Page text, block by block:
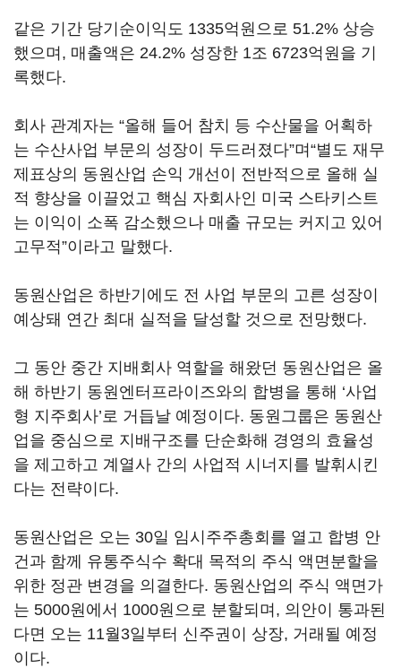
같은 기간 당기순이익도 1335억원으로 51.2% 상승
했으며, 매출액은 24.2% 성장한 1조 6723억원을 기
록했다.
회사 관계자는 “올해 들어 참치 등 수산물을 어획하
는 수산사업 부문의 성장이 두드러졌다”며“별도 재무
제표상의 동원산업 손익 개선이 전반적으로 올해 실
적 향상을 이끌었고 핵심 자회사인 미국 스타키스트
는 이익이 소폭 감소했으나 매출 규모는 커지고 있어
고무적”이라고 말했다.
동원산업은 하반기에도 전 사업 부문의 고른 성장이
예상돼 연간 최대 실적을 달성할 것으로 전망했다.
그 동안 중간 지배회사 역할을 해왔던 동원산업은 올
해 하반기 동원엔터프라이즈와의 합병을 통해 ‘사업
형 지주회사’로 거듭날 예정이다. 동원그룹은 동원산
업을 중심으로 지배구조를 단순화해 경영의 효율성
을 제고하고 계열사 간의 사업적 시너지를 발휘시킨
다는 전략이다.
동원산업은 오는 30일 임시주주총회를 열고 합병 안
건과 함께 유통주식수 확대 목적의 주식 액면분할을
위한 정관 변경을 의결한다. 동원산업의 주식 액면가
는 5000원에서 1000원으로 분할되며, 의안이 통과된
다면 오는 11월3일부터 신주권이 상장, 거래될 예정
이다.